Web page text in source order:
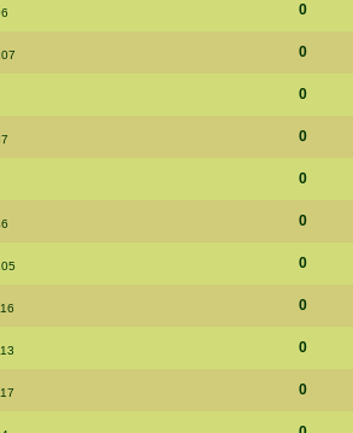
0
0
0
0
0
0
0
0
0
0